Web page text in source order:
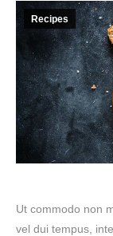
Recipes
Ut commodo non
vel dui tempus,